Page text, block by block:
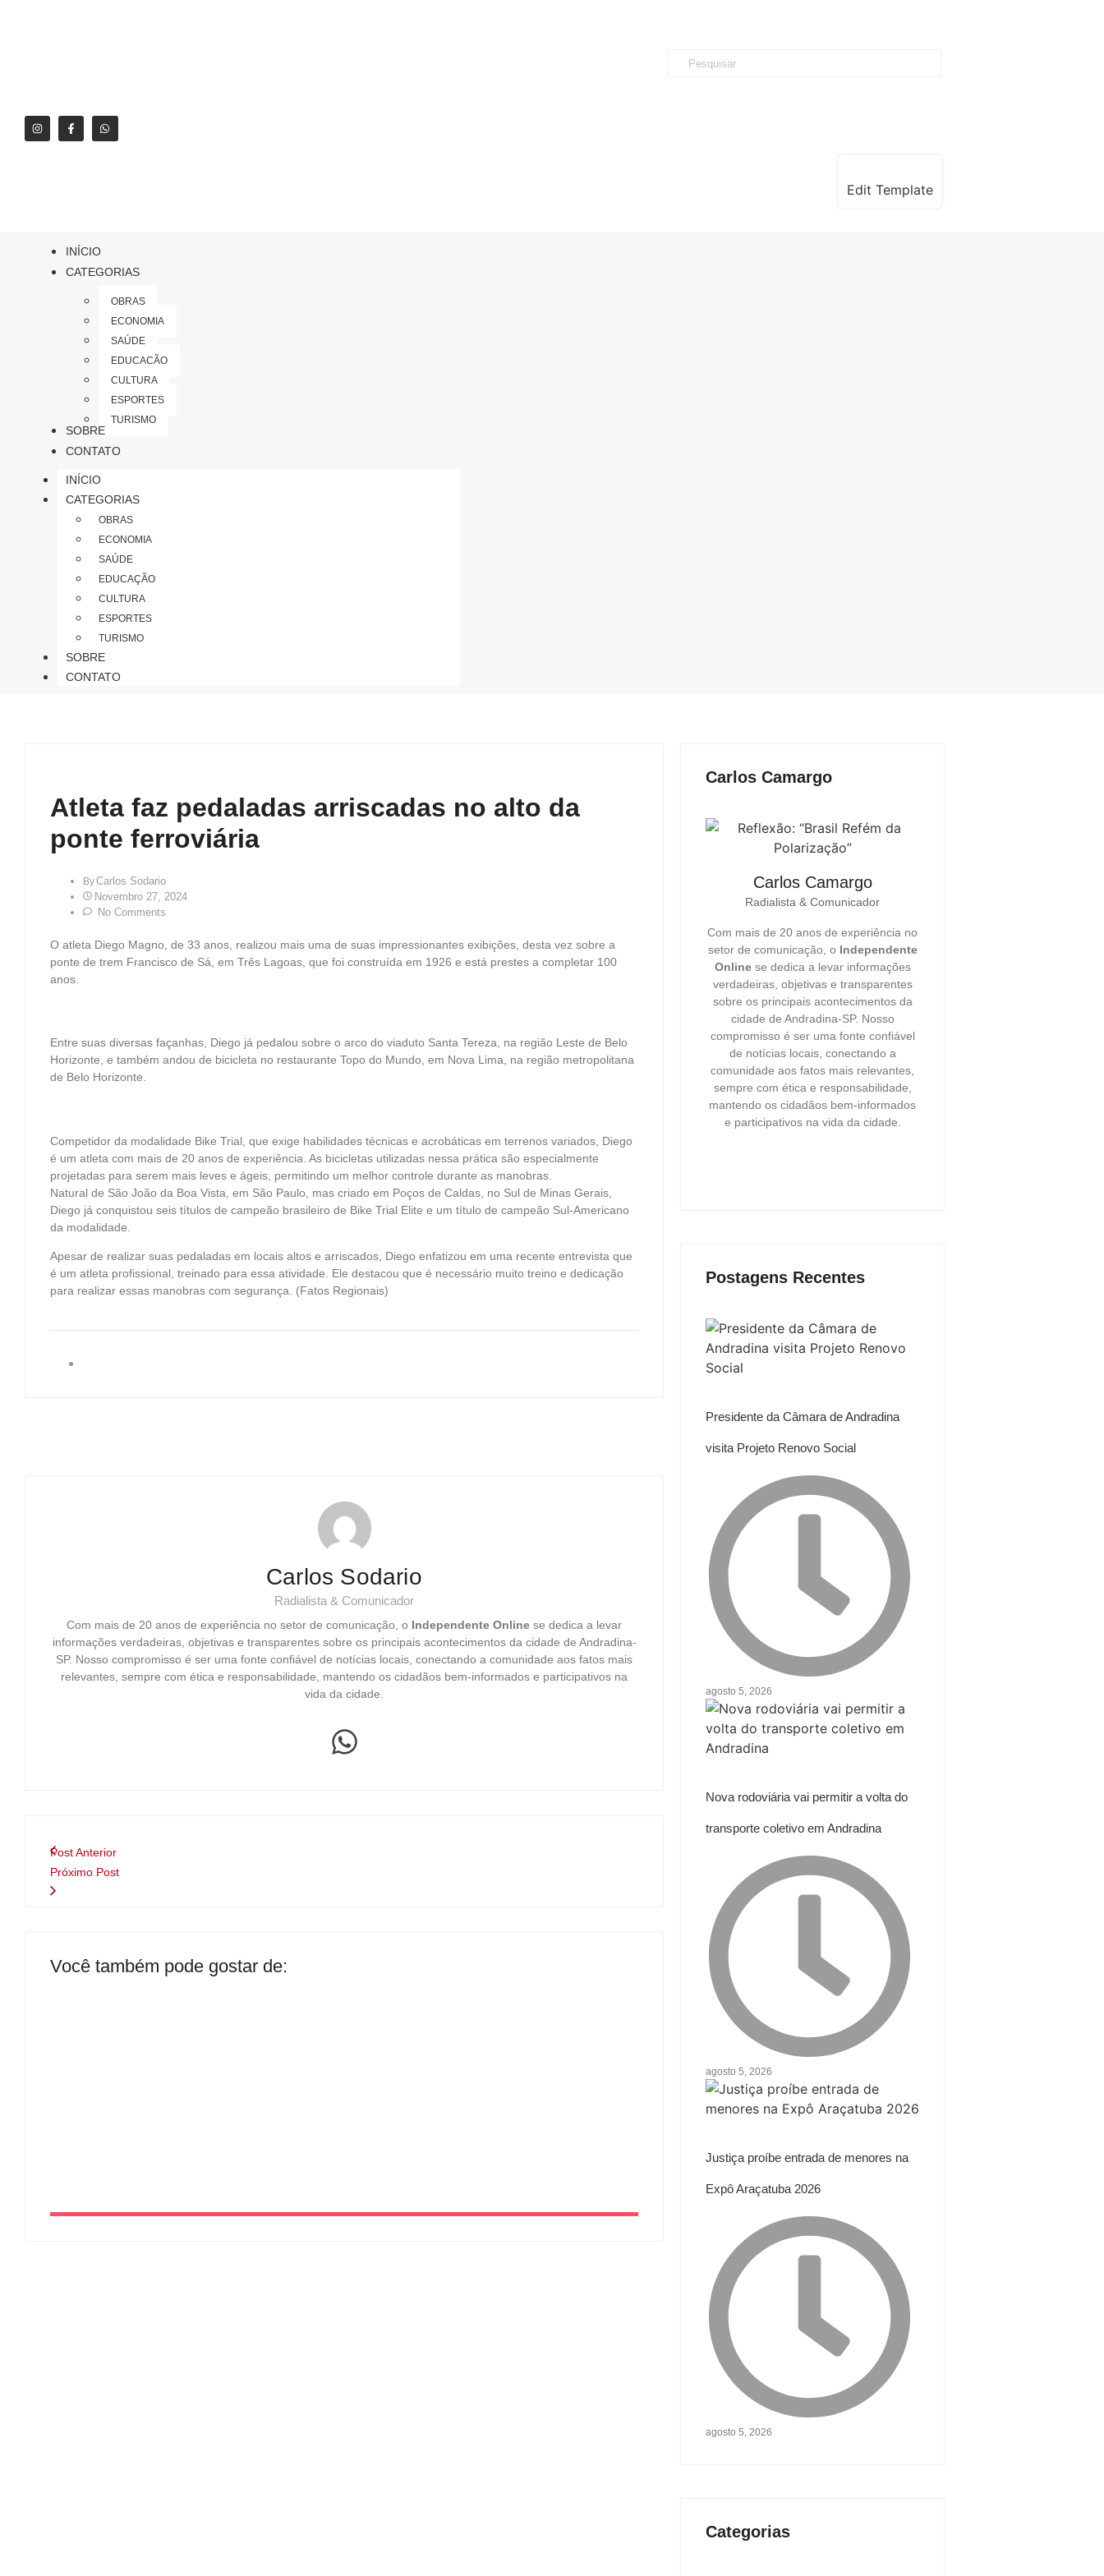
Edit Template
INÍCIO
CATEGORIAS
OBRAS
ECONOMIA
SAÚDE
EDUCAÇÃO
CULTURA
ESPORTES
TURISMO
SOBRE
CONTATO
INÍCIO
CATEGORIAS
OBRAS
ECONOMIA
SAÚDE
EDUCAÇÃO
CULTURA
ESPORTES
TURISMO
SOBRE
CONTATO
Atleta faz pedaladas arriscadas no alto da
ponte ferroviária
ByCarlos Sodario
Novembro 27, 2024
No Comments
O atleta Diego Magno, de 33 anos, realizou mais uma de suas impressionantes exibições, desta vez sobre a
ponte de trem Francisco de Sá, em Três Lagoas, que foi construída em 1926 e está prestes a completar 100
anos.
Entre suas diversas façanhas, Diego já pedalou sobre o arco do viaduto Santa Tereza, na região Leste de Belo
Horizonte, e também andou de bicicleta no restaurante Topo do Mundo, em Nova Lima, na região metropolitana
de Belo Horizonte.
Competidor da modalidade Bike Trial, que exige habilidades técnicas e acrobáticas em terrenos variados, Diego
é um atleta com mais de 20 anos de experiência. As bicicletas utilizadas nessa prática são especialmente
projetadas para serem mais leves e ágeis, permitindo um melhor controle durante as manobras.
Natural de São João da Boa Vista, em São Paulo, mas criado em Poços de Caldas, no Sul de Minas Gerais,
Diego já conquistou seis títulos de campeão brasileiro de Bike Trial Elite e um título de campeão Sul-Americano
da modalidade.
Apesar de realizar suas pedaladas em locais altos e arriscados, Diego enfatizou em uma recente entrevista que
é um atleta profissional, treinado para essa atividade. Ele destacou que é necessário muito treino e dedicação
para realizar essas manobras com segurança. (Fatos Regionais)
Carlos Sodario
Radialista & Comunicador
Com mais de 20 anos de experiência no setor de comunicação, o Independente Online se dedica a levar
informações verdadeiras, objetivas e transparentes sobre os principais acontecimentos da cidade de Andradina-
SP. Nosso compromisso é ser uma fonte confiável de notícias locais, conectando a comunidade aos fatos mais
relevantes, sempre com ética e responsabilidade, mantendo os cidadãos bem-informados e participativos na
vida da cidade.
Post Anterior
Próximo Post
Você também pode gostar de:
Carlos Camargo
Carlos Camargo
Radialista & Comunicador
Com mais de 20 anos de experiência no
setor de comunicação, o Independente
Onlinese dedica a levar informações
verdadeiras, objetivas e transparentes
sobre os principais acontecimentos da
cidade de Andradina-SP. Nosso
compromisso é ser uma fonte confiável
de notícias locais, conectando a
comunidade aos fatos mais relevantes,
sempre com ética e responsabilidade,
mantendo os cidadãos bem-informados
e participativos na vida da cidade.
Postagens Recentes
Presidente da Câmara de Andradina
visita Projeto Renovo Social
agosto 5, 2026
Nova rodoviária vai permitir a volta do
transporte coletivo em Andradina
agosto 5, 2026
Justiça proíbe entrada de menores na
Expô Araçatuba 2026
agosto 5, 2026
Categorias